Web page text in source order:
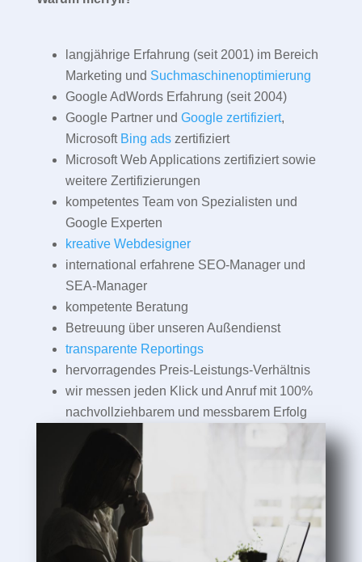
langjährige Erfahrung (seit 2001) im Bereich
Marketing und Suchmaschinenoptimierung
Google AdWords Erfahrung (seit 2004)
Google Partner und Google zertifiziert,
Microsoft Bing adszertifiziert
Microsoft Web Applications zertifiziert sowie
weitere Zertifizierungen
kompetentes Team von Spezialisten und
Google Experten
kreative Webdesigner
international erfahrene SEO-Manager und
SEA-Manager
kompetente Beratung
Betreuung über unseren Außendienst
transparente Reportings
hervorragendes Preis-Leistungs-Verhältnis
wir messen jeden Klick und Anruf mit 100%
nachvollziehbarem und messbarem Erfolg